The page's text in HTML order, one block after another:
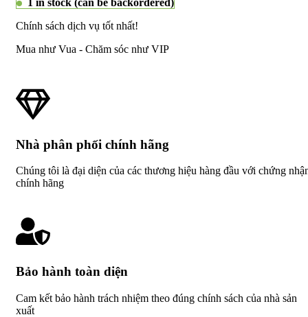
Chính sách dịch vụ tốt nhất!
Mua như Vua - Chăm sóc như VIP
Nhà phân phối chính hãng
Chúng tôi là đại diện của các thương hiệu hàng đầu với chứng
chính hãng
Bảo hành toàn diện
Cam kết bảo hành trách nhiệm theo đúng chính sách của nhà sản
xuất